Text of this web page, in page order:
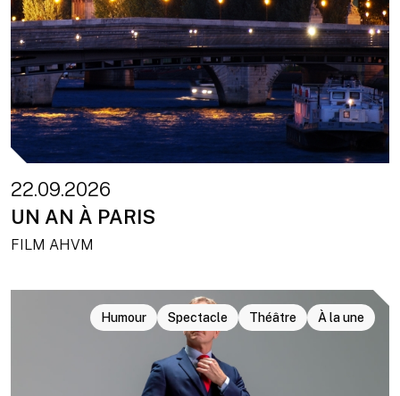
22.09.2026
UN AN À PARIS
FILM AHVM
Humour Spectacle Théâtre À la une